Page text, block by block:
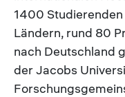
1400
Ländern, rund 80
nach Deutschland
der Jacobs